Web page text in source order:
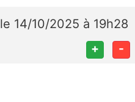
le 14/10/2025 à 19h28
+ -